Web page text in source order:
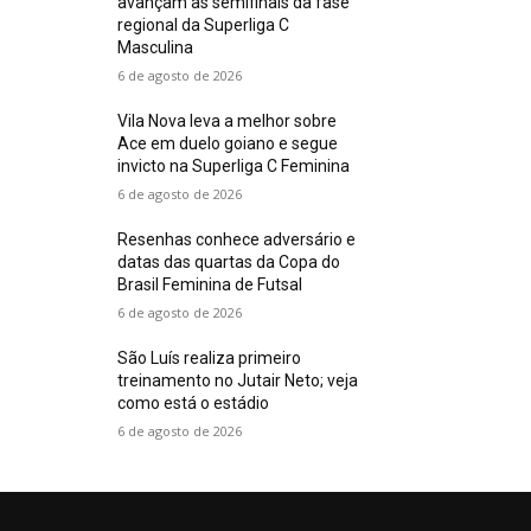
regional da Superliga C
Masculina
6 de agosto de 2026
Vila Nova leva a melhor sobre
Ace em duelo goiano e segue
invicto na Superliga C Feminina
6 de agosto de 2026
Resenhas conhece adversário e
datas das quartas da Copa do
Brasil Feminina de Futsal
6 de agosto de 2026
São Luís realiza primeiro
treinamento no Jutair Neto; veja
como está o estádio
6 de agosto de 2026